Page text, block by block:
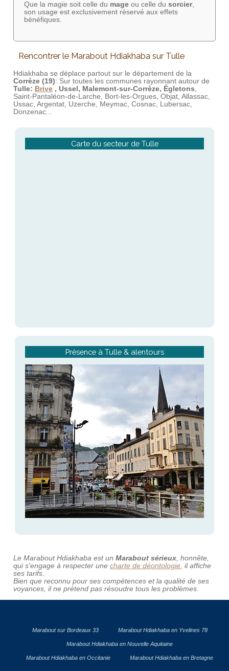
Que la magie soit celle du mageou celle du sorcier,
son usage est exclusivement réservé aux effets
bénéfiques.
Rencontrer le Marabout Hdiakhaba sur Tulle
Hdiakhaba se déplace partout sur le département de la
Corrèze (19): Sur toutes les communes rayonnant autour de
Tulle: Brive, Ussel, Malemont-sur-Corrèze, Égletons,
Saint-Pantaléon-de-Larche, Bort-les-Orgues, Objat, Allassac,
Ussac, Argentat, Uzerche, Meymac, Cosnac, Lubersac,
Donzenac...
Carte du secteur de Tulle
Présence à Tulle & alentours
Le Marabout Hdiakhaba est un Marabout sérieux, honnête,
qui s'engage à respecter une charte de déontologie, il affiche
ses tarifs.
Bien que reconnu pour ses compétences et la qualité de ses
voyances, il ne prétend pas résoudre tous les problèmes.
Marabout sur Bordeaux 33 Marabout Hdiakhaba en Yvelines 78
Marabout Hdiakhaba en Nouvelle Aquitaine
Marabout Hdiakhaba en Occitanie Marabout Hdiakhaba en Bretagne